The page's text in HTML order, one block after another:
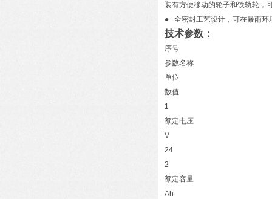
装有方便移动的轮子和铁轨轮，
● 全密封工艺设计，可在暴雨环
技术参数：
序号
参数名称
单位
数值
1
额定电压
V
24
2
额定容量
Ah